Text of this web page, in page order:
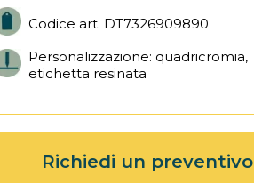
Codice art. DT7326909890
Personalizzazione: quadricromia,
etichetta resinata
Richiedi un preventivo